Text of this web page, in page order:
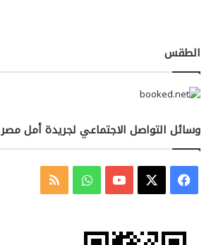
الطقس
وسائل التواصل الاجتماعي لجريدة أمل مصر
فيسبوك ‫YouTubeواتسابملخص